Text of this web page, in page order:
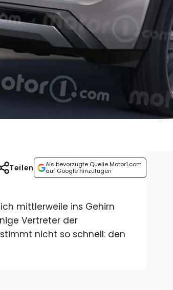
Als bevorzugte Quelle Motor1.com
auf Google hinzufügen
Teilen
mittlerweile ins Gehirn
Vertreter der
nicht so schnell: den